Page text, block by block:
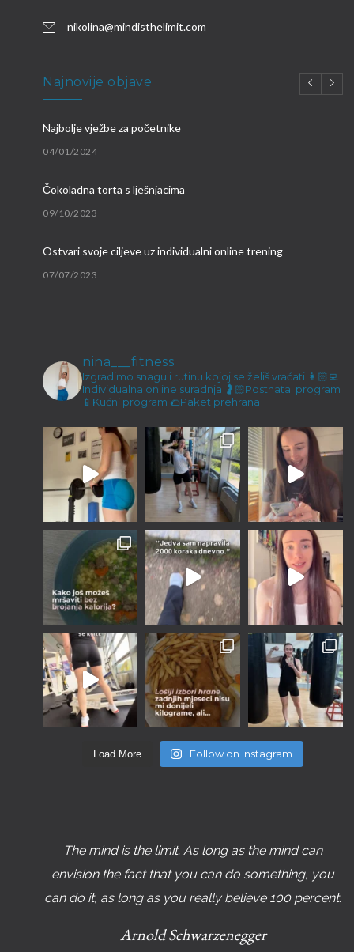
nikolina@mindisthelimit.com
Najnovije objave
Najbolje vježbe za početnike
04/01/2024
Čokoladna torta s lješnjacima
09/10/2023
Ostvari svoje ciljeve uz individualni online trening
07/07/2023
Malene ručice i kokos keksići
23/12/2022
nina___fitness
Izgradimo snagu i rutinu kojoj se želiš vraćati 👩🏻‍💻
Individualna online suradnja 🤰🏻Postnatal program
📱Kućni program 🌮Paket prehrana
Load More Follow on Instagram
The mind is the limit. As long as the mind can
envision the fact that you can do something, you
can do it, as long as you really believe 100 percent.
Arnold Schwarzenegger